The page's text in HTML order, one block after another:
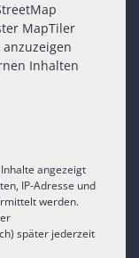
MapTiler
Inhalten
angezeigt
IP-Adresse und
werden.
später jederzeit